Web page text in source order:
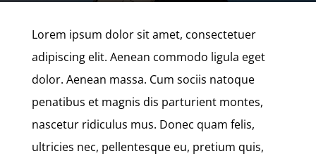
Lorem ipsum dolor sit amet, consectetuer
adipiscing elit. Aenean commodo ligula eget
dolor. Aenean massa. Cum sociis natoque
penatibus et magnis dis parturient montes,
nascetur ridiculus mus. Donec quam felis,
ultricies nec, pellentesque eu, pretium quis,